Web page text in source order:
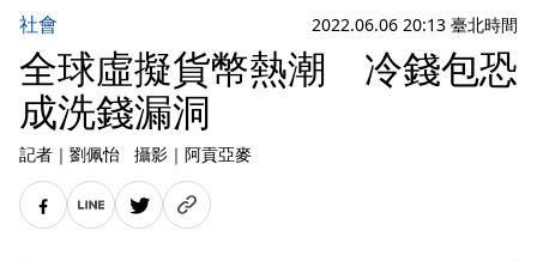
社會 2022.06.06 20:13 臺北時間
全球虛擬貨幣熱潮 冷錢包恐
成洗錢漏洞
記者 ｜ 劉佩怡 攝影 ｜ 阿貢亞麥